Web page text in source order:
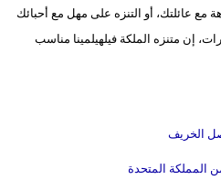
مع عائلتك، أو التنزه على مهل مع أحبائك
إن متنزه الملكة فيلهيلمينا مناسب
الخريف
المملكة المتحدة